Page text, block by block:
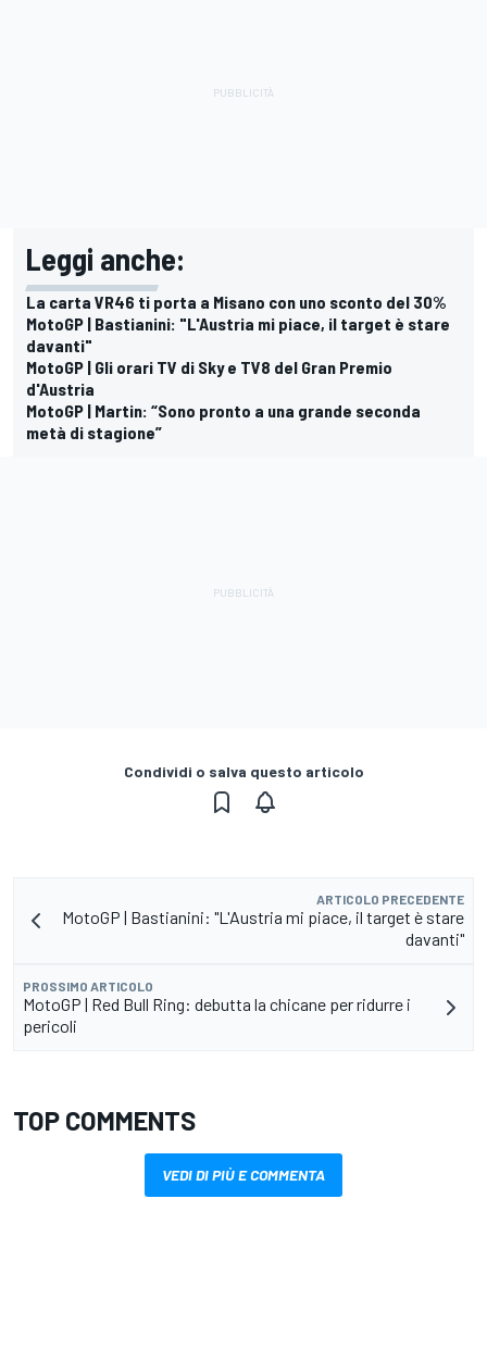
Leggi anche:
La carta VR46 ti porta a Misano con uno sconto del 30%
MotoGP | Bastianini: "L'Austria mi piace, il target è stare
davanti"
MotoGP | Gli orari TV di Sky e TV8 del Gran Premio
d'Austria
MotoGP | Martin: “Sono pronto a una grande seconda
metà di stagione”
Condividi o salva questo articolo
ARTICOLO PRECEDENTE
MotoGP | Bastianini: "L'Austria mi piace, il target è stare
davanti"
PROSSIMO ARTICOLO
MotoGP | Red Bull Ring: debutta la chicane per ridurre i
pericoli
TOP COMMENTS
VEDI DI PIÙ E COMMENTA